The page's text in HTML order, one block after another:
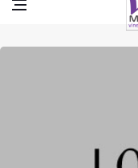
Vine Media
葡萄樹傳媒